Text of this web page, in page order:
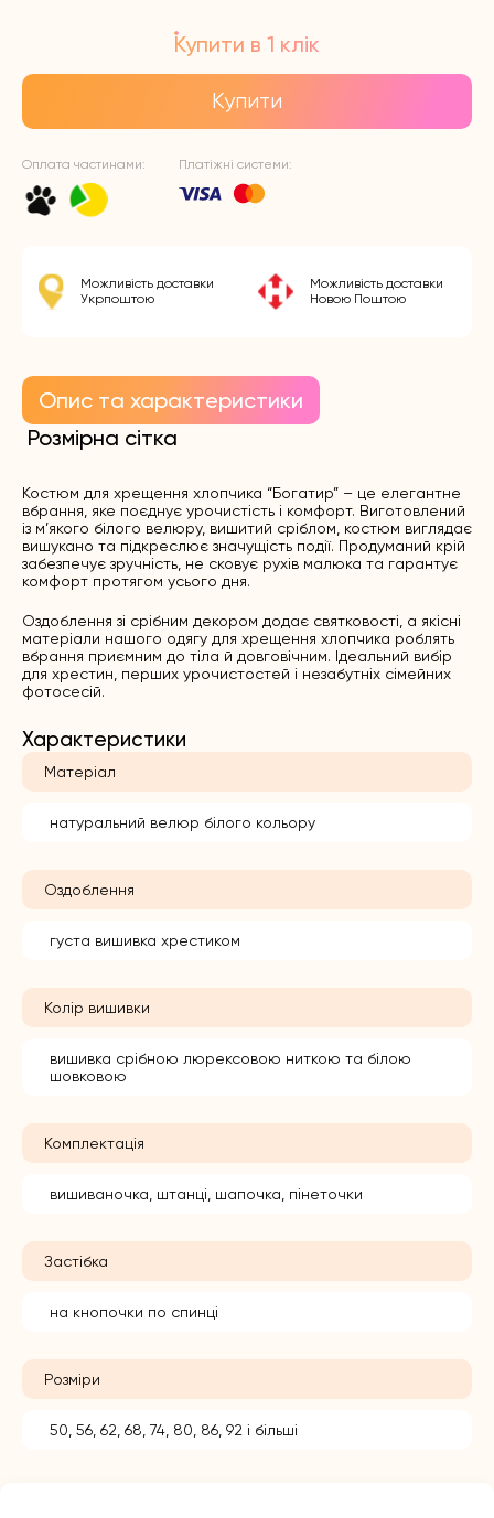
Купити в 1 клік
Купити
Оплата частинами: Платіжні системи:
Можливість доставки
Укрпоштою
Можливість доставки
Новою Поштою
Опис та характеристики
Розмірна сітка
Костюм для хрещення хлопчика “Богатир” – це елегантне
вбрання, яке поєднує урочистість і комфорт. Виготовлений
із м’якого білого велюру, вишитий сріблом, костюм виглядає
вишукано та підкреслює значущість події. Продуманий крій
забезпечує зручність, не сковує рухів малюка та гарантує
комфорт протягом усього дня.
Оздоблення зі срібним декором додає святковості, а якісні
матеріали нашого одягу для хрещення хлопчика роблять
вбрання приємним до тіла й довговічним. Ідеальний вибір
для хрестин, перших урочистостей і незабутніх сімейних
фотосесій.
Характеристики
Матеріал
натуральний велюр білого кольору
Оздоблення
густа вишивка хрестиком
Колір вишивки
вишивка срібною люрексовою ниткою та білою
шовковою
Комплектація
вишиваночка, штанці, шапочка, пінеточки
Застібка
на кнопочки по спинці
Розміри
50, 56, 62, 68, 74, 80, 86, 92 і більші